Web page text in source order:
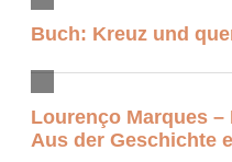
Buch: Kreuz und
Lourenço Marques
Aus der Geschichte